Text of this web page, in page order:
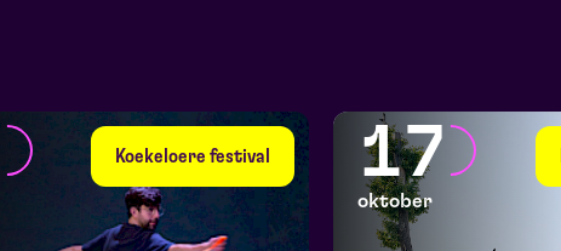
Koekeloere festival 17
oktober